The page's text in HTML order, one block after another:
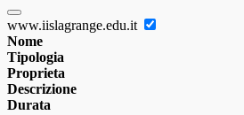
www.iislagrange.edu.it
Nome
Tipologia
Proprieta
Descrizione
Durata